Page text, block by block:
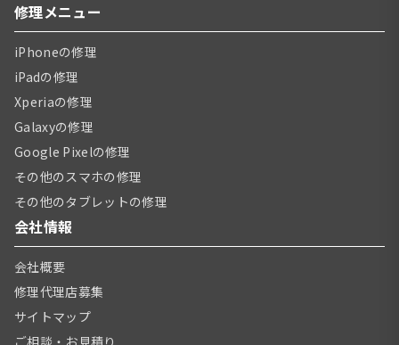
修理メニュー
iPhoneの修理
iPadの修理
Xperiaの修理
Galaxyの修理
Google Pixelの修理
その他のスマホの修理
その他のタブレットの修理
会社情報
会社概要
修理代理店募集
サイトマップ